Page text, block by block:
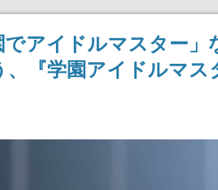
ページが公開。「お
ーそろそろ自重しろ
＾＾」暗黒微笑の夢
や、萌え声不思議ち
り期間限定
ャツやコイ
クキーなど
産で登場、
アイドルマスター」
『学園アイドルマ